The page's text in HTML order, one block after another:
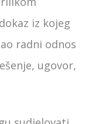
iz kojeg
radni odnos
ugovor,